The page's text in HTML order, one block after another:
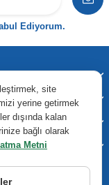
Ediyorum.
site
yerine getirmek
dışında kalan
bağlı olarak
Metni